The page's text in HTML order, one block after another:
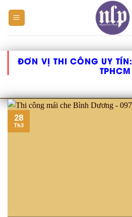
NHỰA
PHÁTĐƠN VỊ THI CÔNG UY TÍN:
TPHCM
28
Th3